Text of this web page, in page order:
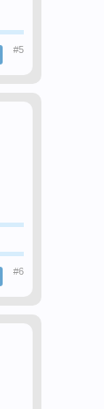
#5
#6